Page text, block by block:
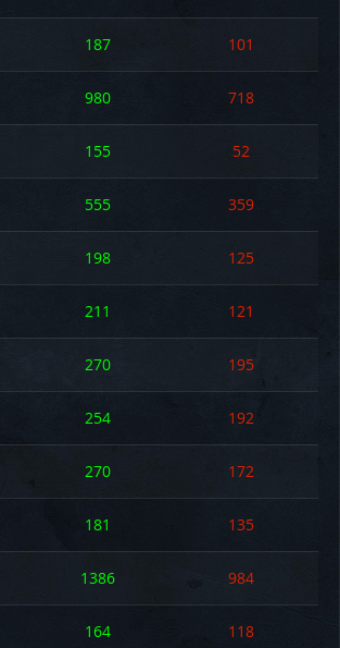
187 101
980 718
155 52
555 359
198 125
211 121
270 195
254 192
270 172
181 135
1386 984
164 118